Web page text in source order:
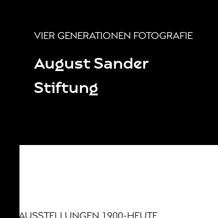
VIER GENERATIONEN FOTOGRAFIE
August Sander
Stiftung